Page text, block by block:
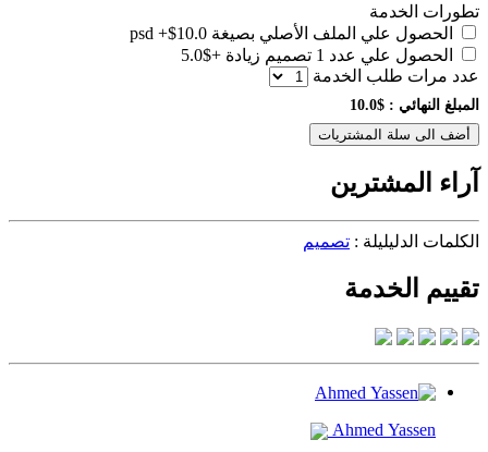
تطورات الخدمة
الحصول علي الملف الأصلي بصيغة psd +$10.0
الحصول علي عدد 1 تصميم زيادة
+$5.0
عدد مرات طلب الخدمة
المبلغ النهائي : $10.0
أضف الى سلة المشتريات
آراء المشترين
الكلمات الدليليلة : تصميم
تقييم الخدمة
Ahmed Yassen